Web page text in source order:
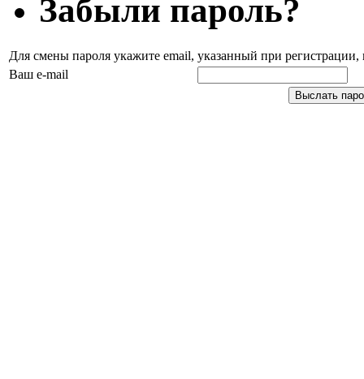
Забыли пароль?
Для смены пароля укажите email, указанный при
Ваш e-mail